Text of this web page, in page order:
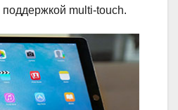
multi-touch.